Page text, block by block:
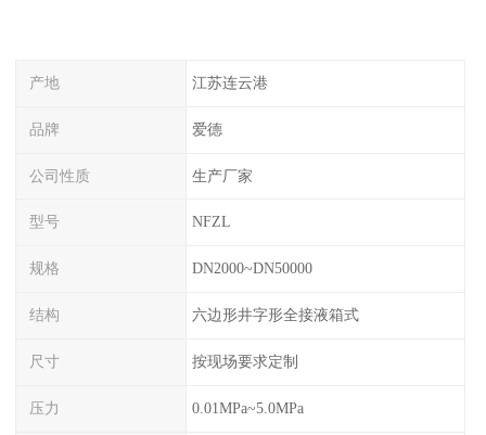
产地 江苏连云港
品牌 爱德
公司性质 生产厂家
型号 NFZL
规格 DN2000~DN50000
结构 六边形井字形全接液箱式
尺寸 按现场要求定制
压力 0.01MPa~5.0MPa